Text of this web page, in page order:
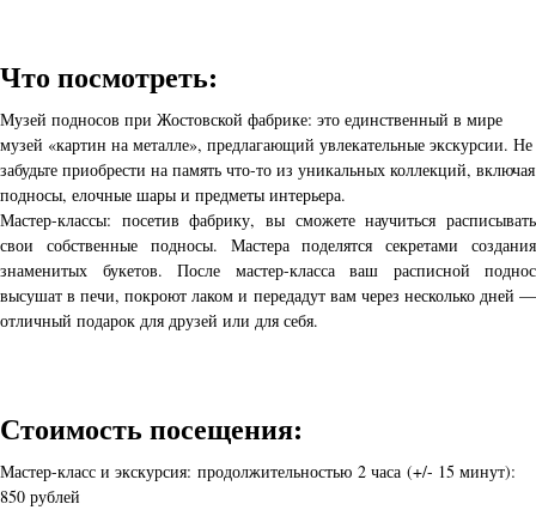
Что посмотреть:
Музей подносов при Жостовской фабрике: это единственный в мире
музей «картин на металле», предлагающий увлекательные экскурсии. Не
забудьте приобрести на память что-то из уникальных коллекций, включая
подносы, елочные шары и предметы интерьера.
Мастер-классы: посетив фабрику, вы сможете научиться расписывать
свои собственные подносы. Мастера поделятся секретами создания
знаменитых букетов. После мастер-класса ваш расписной поднос
высушат в печи, покроют лаком и передадут вам через несколько дней —
отличный подарок для друзей или для себя.
Стоимость посещения:
Мастер-класс и экскурсия: продолжительностью 2 часа (+/- 15 минут):
850 рублей